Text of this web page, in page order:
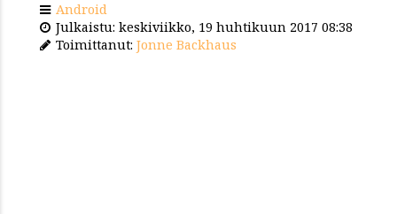
Android
Julkaistu: keskiviikko, 19 huhtikuun 2017 08:38
Toimittanut: Jonne Backhaus